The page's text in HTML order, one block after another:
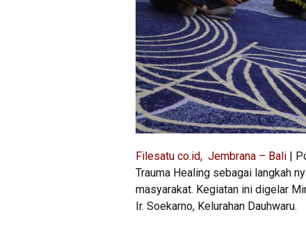
Filesatu co.id, Jembrana – Bali |
Trauma Healing sebagai langkah
masyarakat. Kegiatan ini digelar
Ir. Soekarno, Kelurahan Dauhwaru.